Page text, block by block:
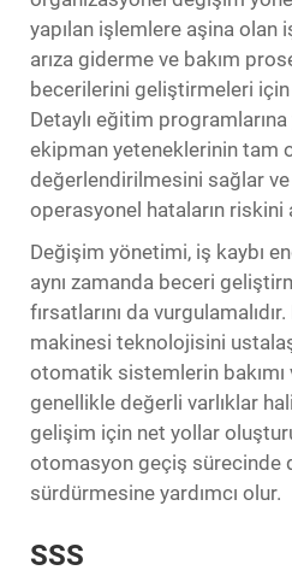
yapılan işlemlere aşina olan
arıza giderme ve bakım
becerilerini geliştirmeleri
Detaylı eğitim programlarına
ekipman yeteneklerinin tam
değerlendirilmesini sağlar
operasyonel hataların riskini
Değişim yönetimi, iş kaybı
aynı zamanda beceri
fırsatlarını da
makinesi teknolojisini
otomatik sistemlerin
genellikle değerli varlıklar
gelişim için net yollar
otomasyon geçiş sürecinde
sürdürmesine yardımcı olur.
SSS